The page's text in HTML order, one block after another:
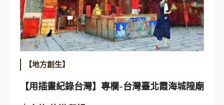
【地方創生】
【用插畫紀錄台灣】專欄-台灣臺北霞海城隍廟